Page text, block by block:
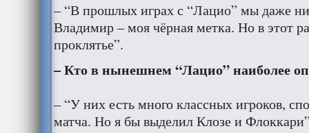
– “В прошлых играх с “Лацио” мы даже ни
Владимир – моя чёрная метка. Но в этот
проклятье”.
– Кто в нынешнем “Лацио” наиболее
– “У них есть много классных игроков,
матча. Но я бы выделил Клозе и